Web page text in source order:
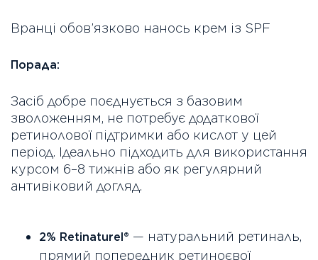
Вранці обов’язково нанось крем із SPF
Порада:
Засіб добре поєднується з базовим
зволоженням, не потребує додаткової
ретинолової підтримки або кислот у цей
період. Ідеально підходить для використання
курсом 6–8 тижнів або як регулярний
антивіковий догляд.
2% Retinaturel® — натуральний ретиналь,
прямий попередник ретиноєвої